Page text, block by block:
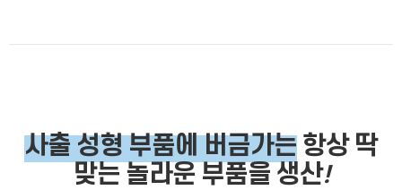
사출 성형 부품에 버금가는 항상 딱
맞는 놀라운 부품을 생산!